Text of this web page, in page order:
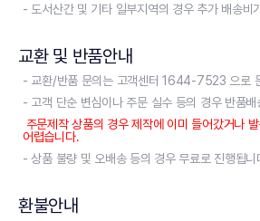
- 도서산간 및 기타 일부지역의 경우 추가 배송비
교환 및 반품안내
- 교환/반품 문의는 고객센터 1644-7523 으로
- 고객 단순 변심이나 주문 실수 등의 경우 반품배
주문제작 상품의 경우 제작에 이미 들어갔거나
어렵습니다.
- 상품 불량 및 오배송 등의 경우 무료로 진행됩니
환불안내